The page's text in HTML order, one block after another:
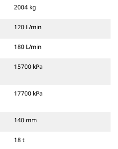
2004 kg
120 L/min
180 L/min
15700 kPa
17700 kPa
140 mm
18 t